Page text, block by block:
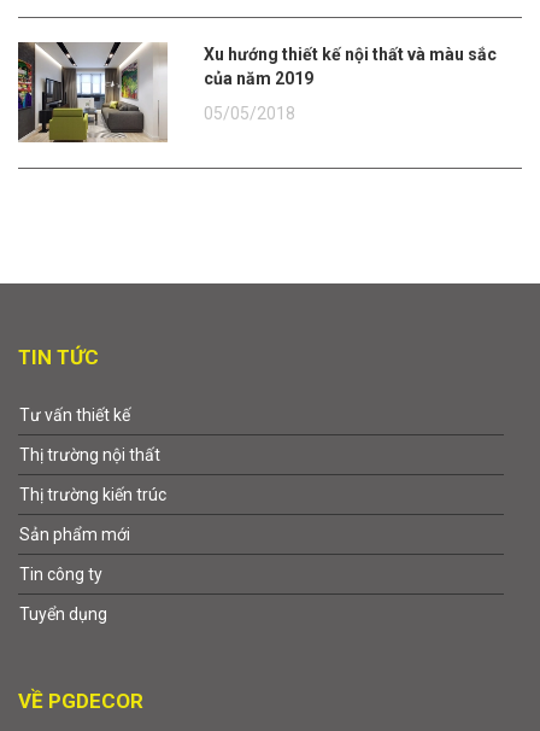
Xu hướng thiết kế nội thất và màu sắc
của năm 2019
05/05/2018
TIN TỨC
Tư vấn thiết kế
Thị trường nội thất
Thị trường kiến trúc
Sản phẩm mới
Tin công ty
Tuyển dụng
VỀ PGDECOR